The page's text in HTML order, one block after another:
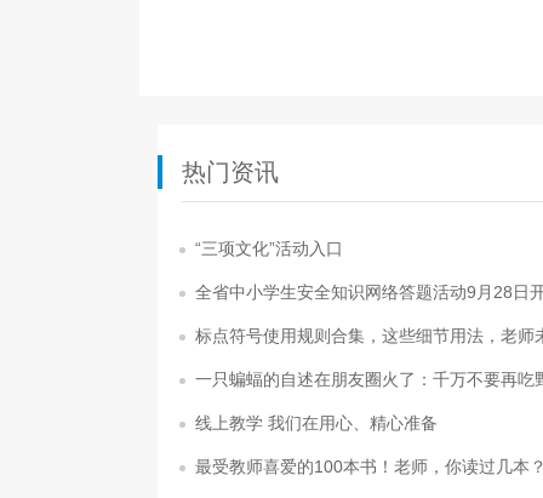
热门资讯
“三项文化”活动入口
全省中小学生安全知识网络答题活动9月28日
标点符号使用规则合集，这些细节用法，老师
一只蝙蝠的自述在朋友圈火了：千万不要再吃
线上教学 我们在用心、精心准备
最受教师喜爱的100本书！老师，你读过几本